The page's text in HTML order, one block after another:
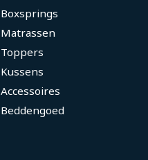
Boxsprings
Matrassen
Toppers
Kussens
Accessoires
Beddengoed